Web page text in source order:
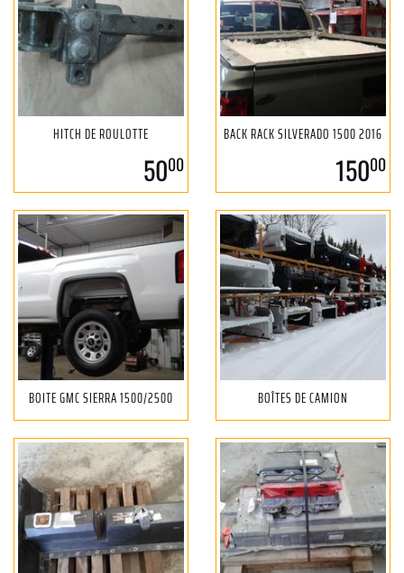
HITCH DE ROULOTTE
5000
BACK RACK SILVERADO 1500 2016
15000
BOITE GMC SIERRA 1500/2500 BOÎTES DE CAMION